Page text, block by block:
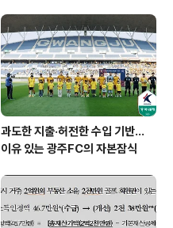
과도한 지출·허전한 수입 기반…
이유 있는 광주FC의 자본잠식